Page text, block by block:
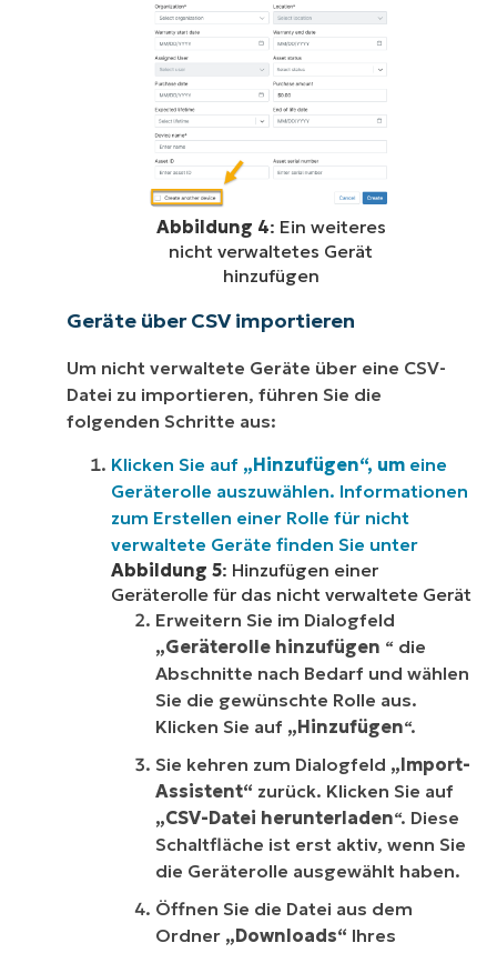
Abbildung 4: Ein weiteres
nicht verwaltetes Gerät
hinzufügen
Geräte über CSV importieren
Um nicht verwaltete Geräte über eine CSV-
Datei zu importieren, führen Sie die
folgenden Schritte aus:
Klicken Sie auf „Hinzufügen“, um eine
Geräterolle auszuwählen. Informationen
zum Erstellen einer Rolle für nicht
verwaltete Geräte finden Sie unter
Abbildung 5: Hinzufügen einer
Geräterolle für das nicht verwaltete Gerät
Erweitern Sie im Dialogfeld
„Geräterolle hinzufügen “ die
Abschnitte nach Bedarf und wählen
Sie die gewünschte Rolle aus.
Klicken Sie auf „Hinzufügen“.
Sie kehren zum Dialogfeld „Import-
Assistent“ zurück. Klicken Sie auf
„CSV-Datei herunterladen“. Diese
Schaltfläche ist erst aktiv, wenn Sie
die Geräterolle ausgewählt haben.
Öffnen Sie die Datei aus dem
Ordner „Downloads“ Ihres